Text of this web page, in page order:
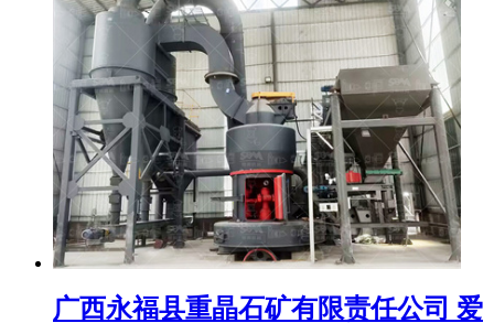
广西永福县重晶石矿有限责任公司 爱